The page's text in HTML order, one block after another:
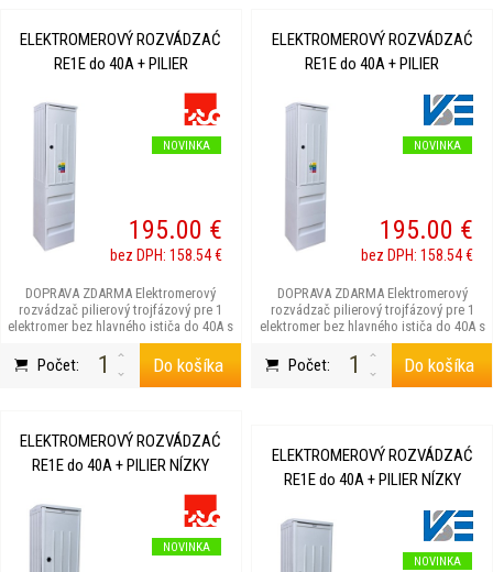
NOVINKA
ELEKTROMEROVÝ ROZVÁDZAĆ
RE1E do 40A + PILIER
DOPRAVA ZDARMA Elektromerový
rozvádzač pilierový trojfázový pre 1
elektromer bez hlavného ističa do 40A s
možnosťou blok...
195.00 €
bez DPH: 158.54 €
Počet: Do košíka
NOVINKA
ELEKTROMEROVÝ ROZVÁDZAĆ
RE1E do 40A + PILIER
DOPRAVA ZDARMA Elektromerový
rozvádzač pilierový trojfázový pre 1
elektromer bez hlavného ističa do 40A s
možnosťou blok...
195.00 €
bez DPH: 158.54 €
Počet: Do košíka
NOVINKA
ELEKTROMEROVÝ ROZVÁDZAĆ
RE1E do 40A + PILIER NÍZKY
NOVINKA
ELEKTROMEROVÝ ROZVÁDZAĆ
RE1E do 40A + PILIER NÍZKY